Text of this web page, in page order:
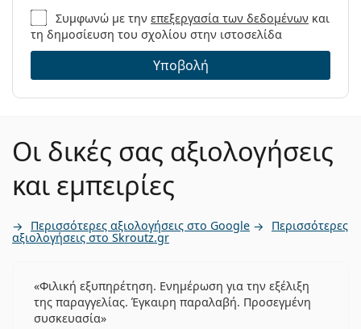
Συμφωνώ με τηνεπεξεργασία των δεδομένων και
τη δημοσίευση του σχολίου στην ιστοσελίδα
Υποβολή
Οι δικές σας αξιολογήσεις
και εμπειρίες
Περισσότερες αξιολογήσεις στο Google Περισσότερες
αξιολογήσεις στο Skroutz.gr
Φιλική εξυπηρέτηση. Ενημέρωση για την εξέλιξη
της παραγγελίας. Έγκαιρη παραλαβή. Προσεγμένη
συσκευασία